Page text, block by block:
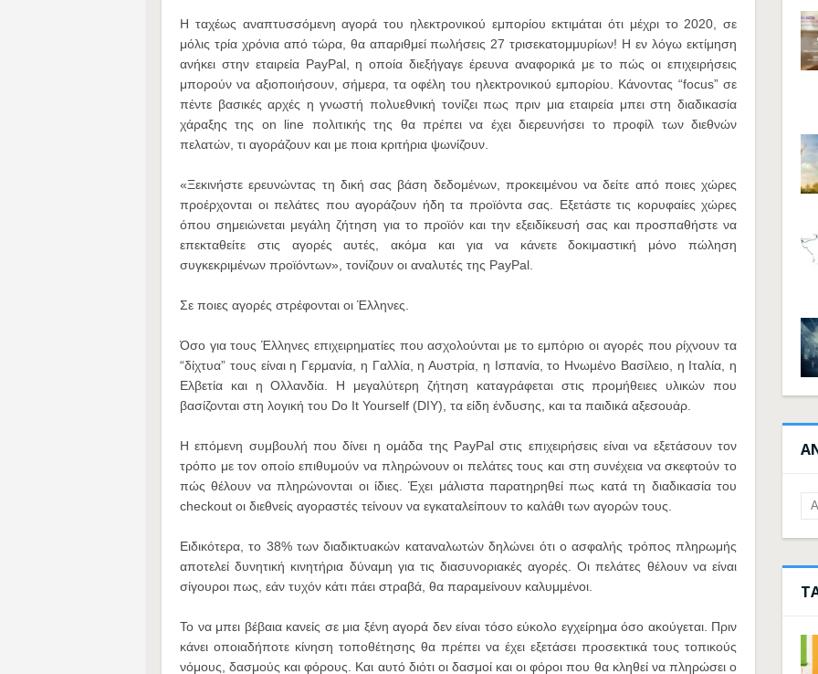
Η ταχέως αναπτυσσόμενη αγορά του ηλεκτρονικού εμπορίου εκτιμάται ότι μέχρι το 2020, σε
μόλις τρία χρόνια από τώρα, θα απαριθμεί πωλήσεις 27 τρισεκατομμυρίων! Η εν λόγω εκτίμηση
ανήκει στην εταιρεία PayPal, η οποία διεξήγαγε έρευνα αναφορικά με το πώς οι επιχειρήσεις
μπορούν να αξιοποιήσουν, σήμερα, τα οφέλη του ηλεκτρονικού εμπορίου. Κάνοντας “focus” σε
πέντε βασικές αρχές η γνωστή πολυεθνική τονίζει πως πριν μια εταιρεία μπει στη διαδικασία
χάραξης της on line πολιτικής της θα πρέπει να έχει διερευνήσει το προφίλ των διεθνών
πελατών, τι αγοράζουν και με ποια κριτήρια ψωνίζουν.
«Ξεκινήστε ερευνώντας τη δική σας βάση δεδομένων, προκειμένου να δείτε από ποιες χώρες
προέρχονται οι πελάτες που αγοράζουν ήδη τα προϊόντα σας. Εξετάστε τις κορυφαίες χώρες
όπου σημειώνεται μεγάλη ζήτηση για το προϊόν και την εξειδίκευσή σας και προσπαθήστε να
επεκταθείτε στις αγορές αυτές, ακόμα και για να κάνετε δοκιμαστική μόνο πώληση
συγκεκριμένων προϊόντων», τονίζουν οι αναλυτές της PayPal.
Σε ποιες αγορές στρέφονται οι Έλληνες.
Όσο για τους Έλληνες επιχειρηματίες που ασχολούνται με το εμπόριο οι αγορές που ρίχνουν τα
“δίχτυα” τους είναι η Γερμανία, η Γαλλία, η Αυστρία, η Ισπανία, το Ηνωμένο Βασίλειο, η Ιταλία, η
Ελβετία και η Ολλανδία. Η μεγαλύτερη ζήτηση καταγράφεται στις προμήθειες υλικών που
βασίζονται στη λογική του Do It Yourself (DIY), τα είδη ένδυσης, και τα παιδικά αξεσουάρ.
Η επόμενη συμβουλή που δίνει η ομάδα της PayPal στις επιχειρήσεις είναι να εξετάσουν τον
τρόπο με τον οποίο επιθυμούν να πληρώνουν οι πελάτες τους και στη συνέχεια να σκεφτούν το
πώς θέλουν να πληρώνονται οι ίδιες. Έχει μάλιστα παρατηρηθεί πως κατά τη διαδικασία του
checkout οι διεθνείς αγοραστές τείνουν να εγκαταλείπουν το καλάθι των αγορών τους.
Ειδικότερα, το 38% των διαδικτυακών καταναλωτών δηλώνει ότι ο ασφαλής τρόπος πληρωμής
αποτελεί δυνητική κινητήρια δύναμη για τις διασυνοριακές αγορές. Οι πελάτες θέλουν να είναι
σίγουροι πως, εάν τυχόν κάτι πάει στραβά, θα παραμείνουν καλυμμένοι.
Το να μπει βέβαια κανείς σε μια ξένη αγορά δεν είναι τόσο εύκολο εγχείρημα όσο ακούγεται. Πριν
κάνει οποιαδήποτε κίνηση τοποθέτησης θα πρέπει να έχει εξετάσει προσεκτικά τους τοπικούς
νόμους, δασμούς και φόρους. Και αυτό διότι οι δασμοί και οι φόροι που θα κληθεί να πληρώσει ο